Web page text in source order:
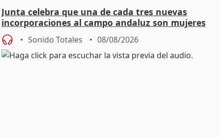
Junta celebra que una de cada tres nuevas
incorporaciones al campo andaluz son mujeres
jóvenes
Sonido Totales 08/08/2026